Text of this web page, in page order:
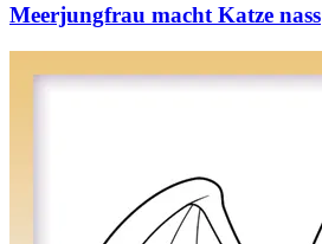
Meerjungfrau macht Katze nass